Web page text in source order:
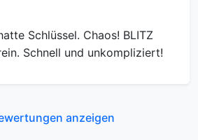
Schlüssel. Chaos! BLITZ
Schnell und unkompliziert!
anzeigen